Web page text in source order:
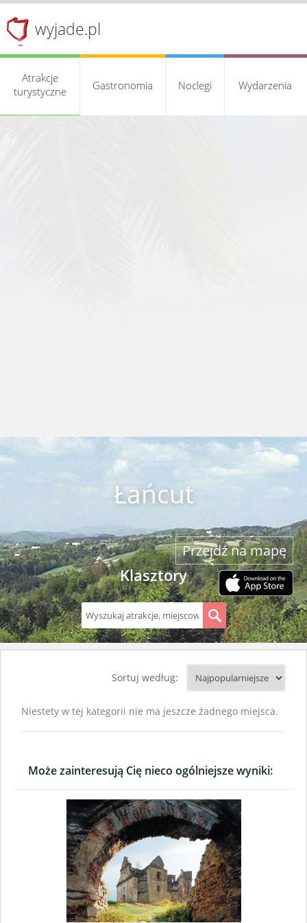
wyjade.pl
Atrakcje
turystyczne
Gastronomia Noclegi Wydarzenia
Łańcut
Klasztory
Przejdź na mapę
Sortuj według:
Niestety w tej kategorii nie ma jeszcze żadnego miejsca.
Może zainteresują Cię nieco ogólniejsze wyniki: